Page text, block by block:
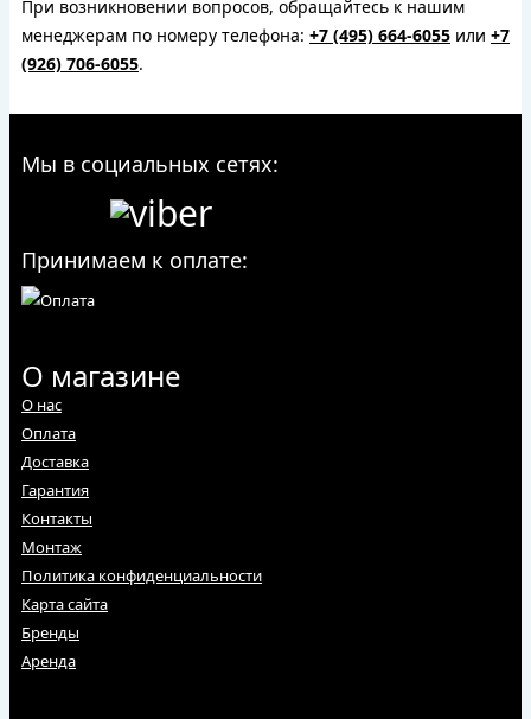
При возникновении вопросов, обращайтесь к нашим
менеджерам по номеру телефона: +7 (495) 664-6055 или +7
(926) 706-6055.
Мы в социальных сетях:
Принимаем к оплате:
О магазине
О нас
Оплата
Доставка
Гарантия
Контакты
Монтаж
Политика конфиденциальности
Карта сайта
Бренды
Аренда